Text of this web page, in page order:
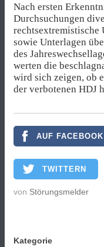
Nach ersten
Durchsuchungen
rechtsextremistische
sowie Unterlagen
des
werten die
wird sich zeigen, ob
der verbotenen HDJ
AUF
TWITTERN
von Störungsmelder
Kategorie